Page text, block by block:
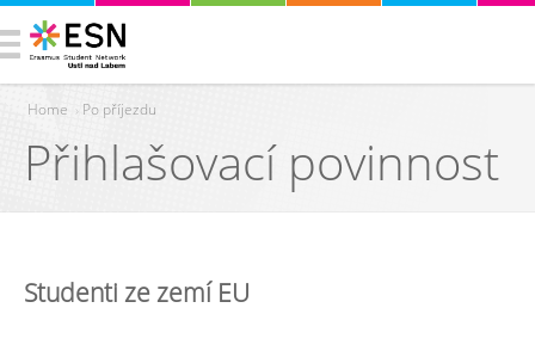
You are here
Home › Po příjezdu
Přihlašovací povinnost
Studenti ze zemí EU